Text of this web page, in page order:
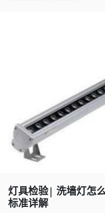
灯具检验| 洗墙灯怎
标准详解